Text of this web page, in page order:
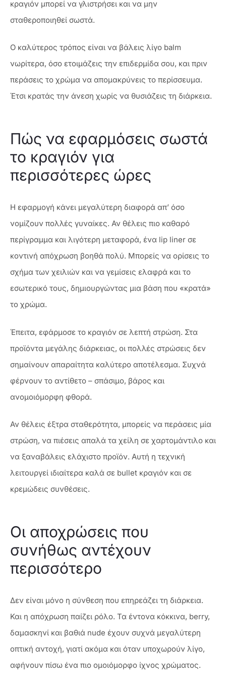
κραγιόν μπορεί να γλιστρήσει και να μην
σταθεροποιηθεί σωστά.
Ο καλύτερος τρόπος είναι να βάλεις λίγο balm
νωρίτερα, όσο ετοιμάζεις την επιδερμίδα σου, και πριν
περάσεις το χρώμα να απομακρύνεις το περίσσευμα.
Έτσι κρατάς την άνεση χωρίς να θυσιάζεις τη διάρκεια.
Πώς να εφαρμόσεις σωστά
το κραγιόν για
περισσότερες ώρες
Η εφαρμογή κάνει μεγαλύτερη διαφορά απ’ όσο
νομίζουν πολλές γυναίκες. Αν θέλεις πιο καθαρό
περίγραμμα και λιγότερη μεταφορά, ένα lip liner σε
κοντινή απόχρωση βοηθά πολύ. Μπορείς να ορίσεις το
σχήμα των χειλιών και να γεμίσεις ελαφρά και το
εσωτερικό τους, δημιουργώντας μια βάση που «κρατά»
το χρώμα.
Έπειτα, εφάρμοσε το κραγιόν σε λεπτή στρώση. Στα
προϊόντα μεγάλης διάρκειας, οι πολλές στρώσεις δεν
σημαίνουν απαραίτητα καλύτερο αποτέλεσμα. Συχνά
φέρνουν το αντίθετο – σπάσιμο, βάρος και
ανομοιόμορφη φθορά.
Αν θέλεις έξτρα σταθερότητα, μπορείς να περάσεις μία
στρώση, να πιέσεις απαλά τα χείλη σε χαρτομάντιλο και
να ξαναβάλεις ελάχιστο προϊόν. Αυτή η τεχνική
λειτουργεί ιδιαίτερα καλά σε bullet κραγιόν και σε
κρεμώδεις συνθέσεις.
Οι αποχρώσεις που
συνήθως αντέχουν
περισσότερο
Δεν είναι μόνο η σύνθεση που επηρεάζει τη διάρκεια.
Και η απόχρωση παίζει ρόλο. Τα έντονα κόκκινα, berry,
δαμασκηνί και βαθιά nude έχουν συχνά μεγαλύτερη
οπτική αντοχή, γιατί ακόμα και όταν υποχωρούν λίγο,
αφήνουν πίσω ένα πιο ομοιόμορφο ίχνος χρώματος.